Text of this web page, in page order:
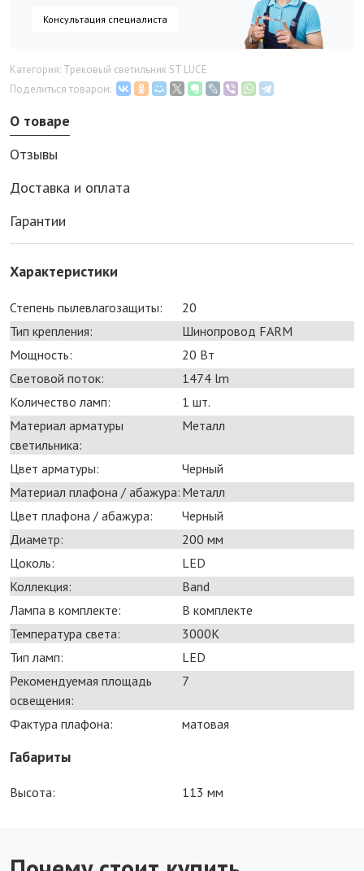
Консультация специалиста
Категория: Трековый светильник ST LUCE
Поделиться товаром:
О товаре
Отзывы
Доставка и оплата
Гарантии
Характеристики
Степень пылевлагозащиты:
20
Тип крепления:
Шинопровод FARM
Мощность:
20 Bт
Световой поток:
1474 lm
Количество ламп:
1 шт.
Материал арматуры
светильника:
Металл
Цвет арматуры:
Черный
Материал плафона / абажура: Металл
Цвет плафона / абажура:
Черный
Диаметр:
200 мм
Цоколь:
LED
Коллекция:
Band
Лампа в комплекте:
В комплекте
Температура света:
3000K
Тип ламп:
LED
Рекомендуемая площадь
освещения:
7
Фактура плафона: матовая
Габариты
Высота: 113 мм